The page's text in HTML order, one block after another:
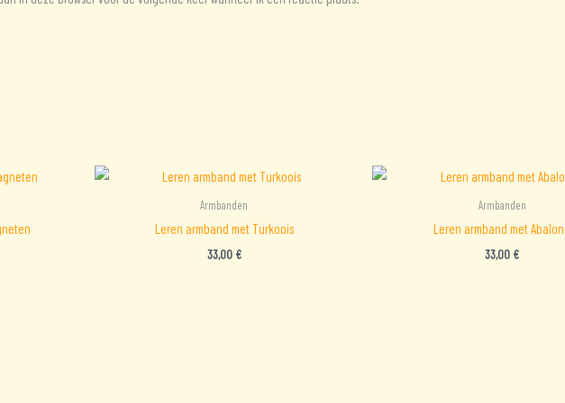
Armbanden
Leren armband met Turkoois
33,00 €
Armbanden
Leren armband met
33,00 €